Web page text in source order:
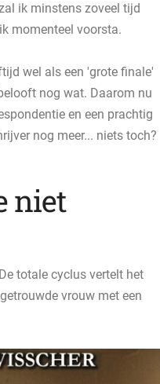
ik minstens zoveel tijd
momenteel voorsta.
wel als een 'grote finale'
nog wat. Daarom nu
en een prachtig
nog meer... niets toch?
niet
totale cyclus vertelt het
vrouw met een